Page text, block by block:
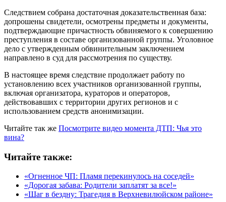
Следствием собрана достаточная доказательственная база:
допрошены свидетели, осмотрены предметы и документы,
подтверждающие причастность обвиняемого к совершению
преступления в составе организованной группы. Уголовное
дело с утвержденным обвинительным заключением
направлено в суд для рассмотрения по существу.
В настоящее время следствие продолжает работу по
установлению всех участников организованной группы,
включая организатора, кураторов и операторов,
действовавших с территории других регионов и с
использованием средств анонимизации.
Читайте так же Посмотрите видео момента ДТП: Чья это
вина?
Читайте также:
«Огненное ЧП: Пламя перекинулось на соседей»
«Дорогая забава: Родители заплатят за все!»
«Шаг в бездну: Трагедия в Верхневилюйском районе»